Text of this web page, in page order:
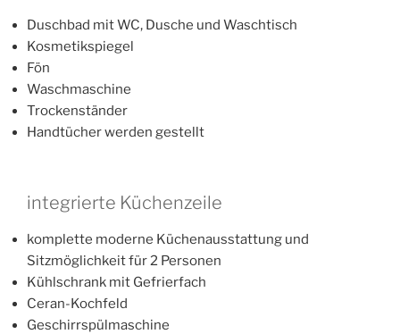
Duschbad mit WC, Dusche und Waschtisch
Kosmetikspiegel
Fön
Waschmaschine
Trockenständer
Handtücher werden gestellt
integrierte Küchenzeile
komplette moderne Küchenausstattung und
Sitzmöglichkeit für 2 Personen
Kühlschrank mit Gefrierfach
Ceran-Kochfeld
Geschirrspülmaschine